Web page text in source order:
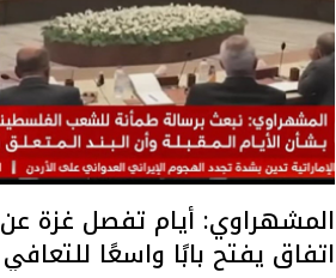
المشهراوي: أيام تفصل غزة عن
اتفاق يفتح بابًا واسعًا للتعافي